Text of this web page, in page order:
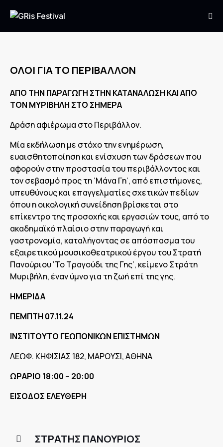
ΟΛΟΙ ΓΙΑ ΤΟ ΠΕΡΙΒΑΛΛΟΝ
ΑΠΟ ΤΗΝ ΠΑΡΑΓΩΓΗ ΣΤΗΝ ΚΑΤΑΝΑΛΩΣΗ ΚΑΙ ΑΠΟ
ΤΟΝ ΜΥΡΙΒΗΛΗ ΣΤΟ ΣΗΜΕΡΑ
Δράση αφιέρωμα στο Περιβάλλον.
Μία εκδήλωση με στόχο την ενημέρωση,
ευαισθητοποίηση και ενίσχυση των δράσεων που
αφορούν στην προστασία του περιβάλλοντος και
τον σεβασμό προς τη ‘Μάνα Γη’, από επιστήμονες,
υπευθύνους και επαγγελματίες σχετικών πεδίων
όπου η οικολογική συνείδηση βρίσκεται στο
επίκεντρο της προσοχής και εργασιών τους, από το
ακαδημαϊκό πλαίσιο στην παραγωγή και
γαστρονομία, καταλήγοντας σε απόσπασμα του
εξαιρετικού μουσικοθεατρικού έργου του Στρατή
Πανούριου ‘Το Τραγούδι της Γης’, κείμενο Στράτη
Μυριβήλη, έναν ύμνο για τη ζωή επί της γης.
ΗΜΕΡΙΔΑ
ΠΕΜΠΤΗ 07.11.24
ΙΝΣΤΙΤΟΥΤΟ ΓΕΩΠΟΝΙΚΩΝ ΕΠΙΣΤΗΜΩΝ
ΛΕΩΦ. ΚΗΦΙΣΙΑΣ 182, ΜΑΡΟΥΣΙ, ΑΘΗΝΑ
ΩΡΑΡΙΟ 18:00 – 20:00
ΕΙΣΟΔΟΣ ΕΛΕΥΘΕΡΗ
ΣΤΡΑΤΗΣ ΠΑΝΟΥΡΙΟΣ